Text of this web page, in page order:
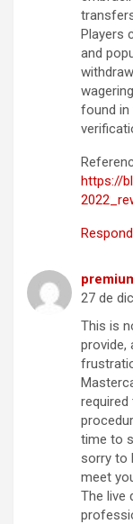
Players
and
found
https://
27 de
This is
provide,
time to
sorry to
meet
The live